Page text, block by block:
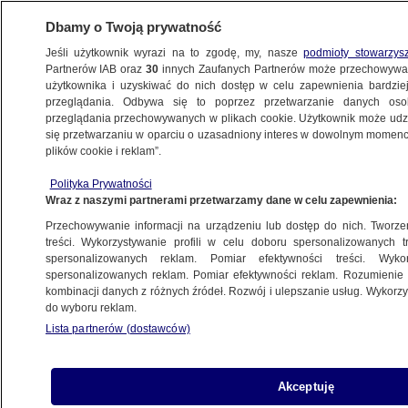
POLSKA
Znikające miliony. Ani ksiądz, ani
zakon się nie przyznają. To dla kogo
te przelewy?
Sebastian Klauziński
Maria Pankowska
20.02.2024, 07:00
Dbamy o Twoją prywatność
Jeśli użytkownik wyrazi na to zgodę, my, naszepodmioty
Partnerów IAB oraz30 innych Zaufanych Partnerów może
użytkownika i uzyskiwać do nich dostęp w celu zapewnienia
przeglądania. Odbywa się to poprzez przetwarzanie danych
przeglądania przechowywanych w plikach cookie. Użytkownik może
się przetwarzaniu w oparciu o uzasadniony interes w dowolnym
plików cookie i reklam”.
Polityka Prywatności
Wraz z naszymi partnerami przetwarzamy dane w celu zapewnienia:
Przechowywanie informacji na urządzeniu lub dostęp do nich.
treści. Wykorzystywanie profili w celu doboru spersonalizowanych
spersonalizowanych reklam. Pomiar efektywności treści.
spersonalizowanych reklam. Pomiar efektywności reklam.
kombinacji danych z różnych źródeł. Rozwój i ulepszanie usług.
do wyboru reklam.
Lista partnerów (dostawców)
Akceptuję